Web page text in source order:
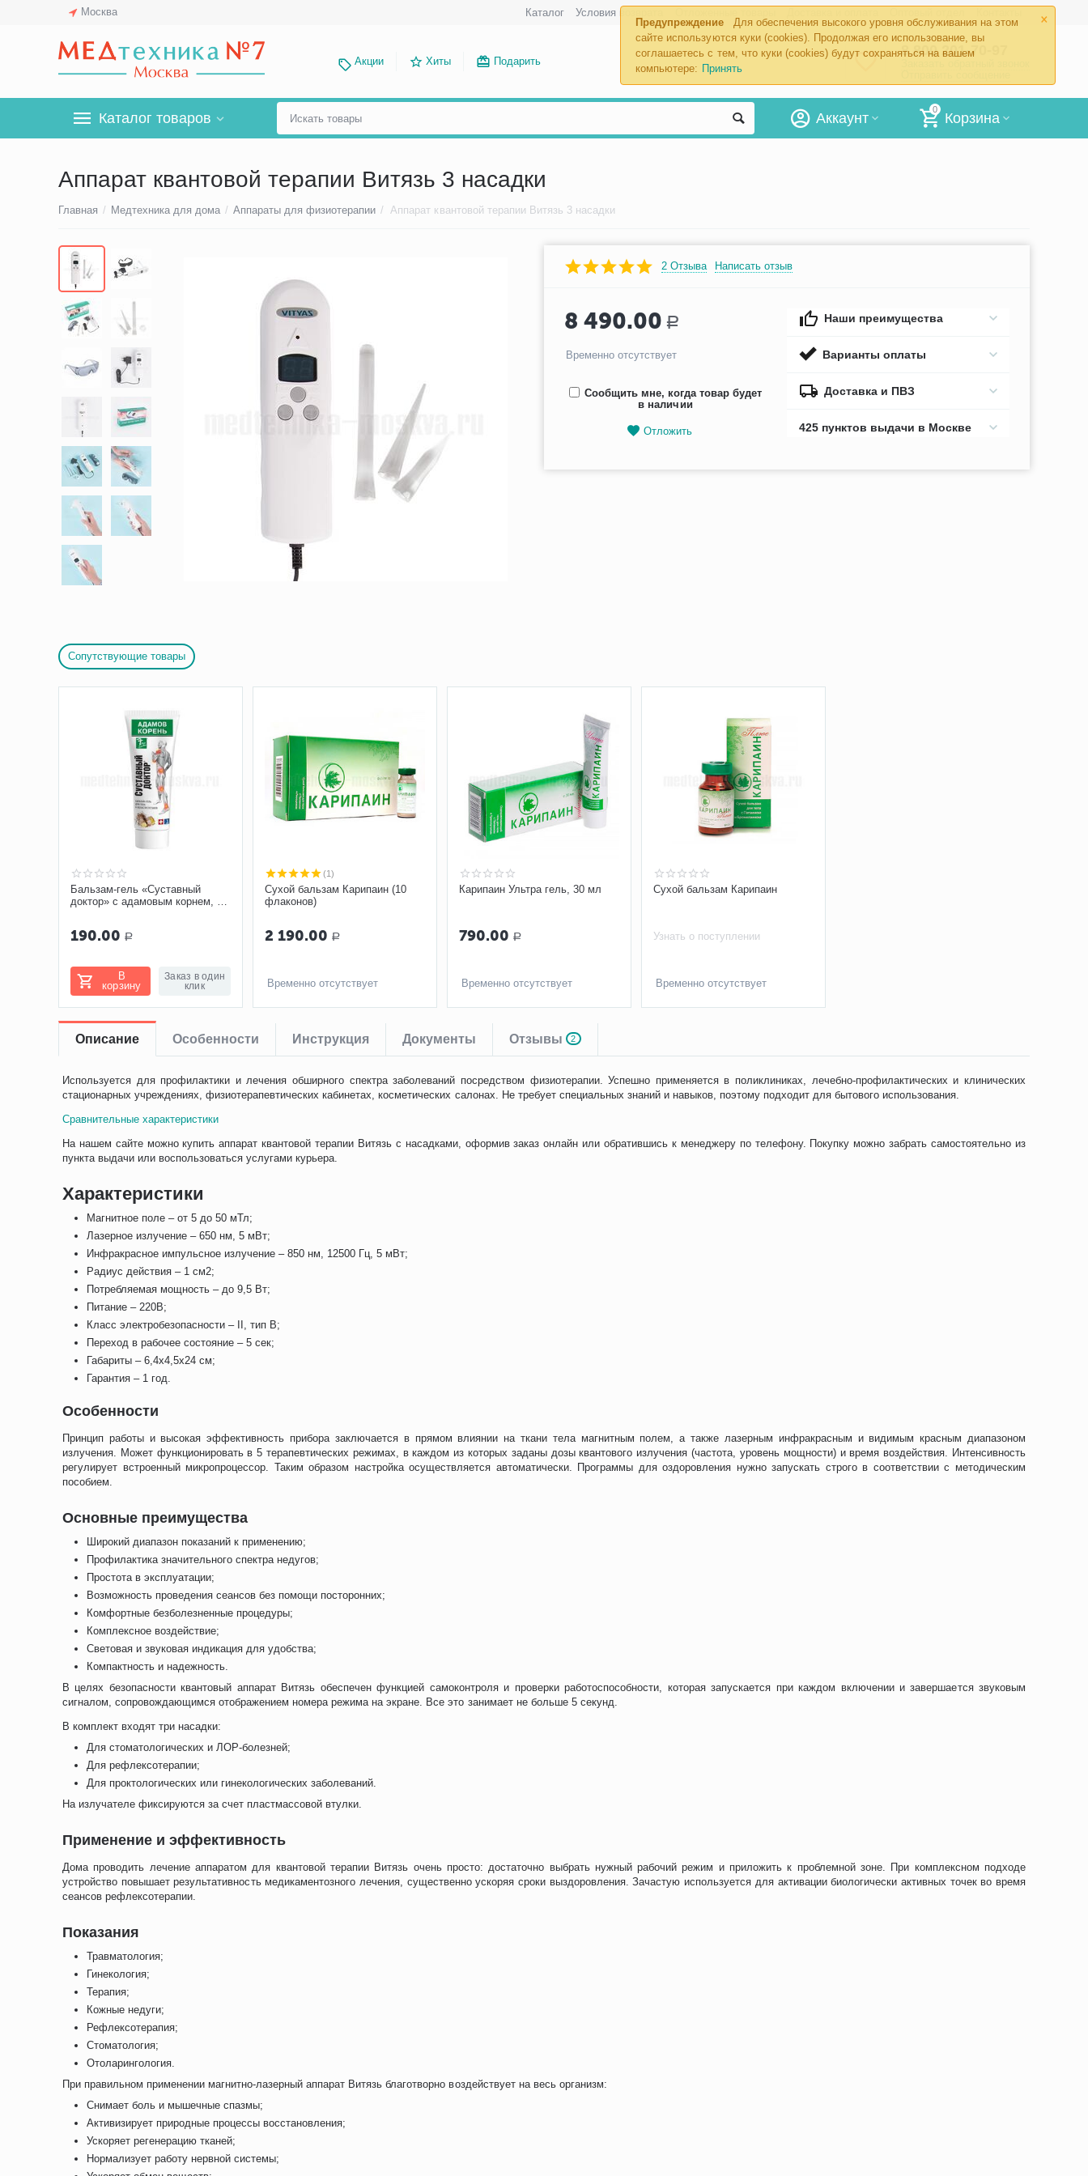
×
Предупреждение
Для обеспечения высокого уровня обслуживания на этом
сайте используются куки (cookies). Продолжая его использование, вы
соглашаетесь с тем, что куки (cookies) будут сохраняться на вашем
компьютере: Принять
Москва Каталог Условия возврата
Акции Хиты Подарить
8 800 201-70-97
Каталог товаров
0
Корзина
Аккаунт
Аппарат квантовой терапии Витязь 3 насадки
Главная / Медтехника для дома / Аппараты для физиотерапии / Аппарат квантовой терапии Витязь 3 насадки
2 Отзыва Написать отзыв
8 490.00 Р
Временно отсутствует
Сообщить мне, когда товар будет
в наличии
Отложить
Наши преимущества
Варианты оплаты
Доставка и ПВЗ
425 пунктов выдачи в Москве
Сопутствующие товары
Бальзам-гель «Суставный
доктор» с адамовым корнем, 75
190.00 Р
В
корзину
Заказ в один
клик
(1)
Сухой бальзам Карипаин (10
флаконов)
2 190.00 Р
Временно отсутствует
Карипаин Ультра гель, 30 мл
790.00 Р
Временно отсутствует
Сухой бальзам Карипаин
Узнать о поступлении
Временно отсутствует
Описание Особенности Инструкция Документы Отзывы 2
Используется для профилактики и лечения обширного спектра заболеваний посредством физиотерапии. Успешно применяется в поликлиниках, лечебно-профилактических и клинических
стационарных учреждениях, физиотерапевтических кабинетах, косметических салонах. Не требует специальных знаний и навыков, поэтому подходит для бытового использования.
Сравнительные характеристики
На нашем сайте можно купить аппарат квантовой терапии Витязь с насадками, оформив заказ онлайн или обратившись к менеджеру по телефону. Покупку можно забрать самостоятельно из
пункта выдачи или воспользоваться услугами курьера.
Характеристики
Магнитное поле – от 5 до 50 мТл;
Лазерное излучение – 650 нм, 5 мВт;
Инфракрасное импульсное излучение – 850 нм, 12500 Гц, 5 мВт;
Радиус действия – 1 см2;
Потребляемая мощность – до 9,5 Вт;
Питание – 220В;
Класс электробезопасности – II, тип В;
Переход в рабочее состояние – 5 сек;
Габариты – 6,4х4,5х24 см;
Гарантия – 1 год.
Особенности
Принцип работы и высокая эффективность прибора заключается в прямом влиянии на ткани тела магнитным полем, а также лазерным инфракрасным и видимым красным диапазоном
излучения. Может функционировать в 5 терапевтических режимах, в каждом из которых заданы дозы квантового излучения (частота, уровень мощности) и время воздействия. Интенсивность
регулирует встроенный микропроцессор. Таким образом настройка осуществляется автоматически. Программы для оздоровления нужно запускать строго в соответствии с методическим
пособием.
Основные преимущества
Широкий диапазон показаний к применению;
Профилактика значительного спектра недугов;
Простота в эксплуатации;
Возможность проведения сеансов без помощи посторонних;
Комфортные безболезненные процедуры;
Комплексное воздействие;
Световая и звуковая индикация для удобства;
Компактность и надежность.
В целях безопасности квантовый аппарат Витязь обеспечен функцией самоконтроля и проверки работоспособности, которая запускается при каждом включении и завершается звуковым
сигналом, сопровождающимся отображением номера режима на экране. Все это занимает не больше 5 секунд.
В комплект входят три насадки:
Для стоматологических и ЛОР-болезней;
Для рефлексотерапии;
Для проктологических или гинекологических заболеваний.
На излучателе фиксируются за счет пластмассовой втулки.
Применение и эффективность
Дома проводить лечение аппаратом для квантовой терапии Витязь очень просто: достаточно выбрать нужный рабочий режим и приложить к проблемной зоне. При комплексном подходе
устройство повышает результативность медикаментозного лечения, существенно ускоряя сроки выздоровления. Зачастую используется для активации биологически активных точек во время
сеансов рефлексотерапии.
Показания
Травматология;
Гинекология;
Терапия;
Кожные недуги;
Рефлексотерапия;
Стоматология;
Отоларингология.
При правильном применении магнитно-лазерный аппарат Витязь благотворно воздействует на весь организм:
Снимает боль и мышечные спазмы;
Активизирует природные процессы восстановления;
Ускоряет регенерацию тканей;
Нормализует работу нервной системы;